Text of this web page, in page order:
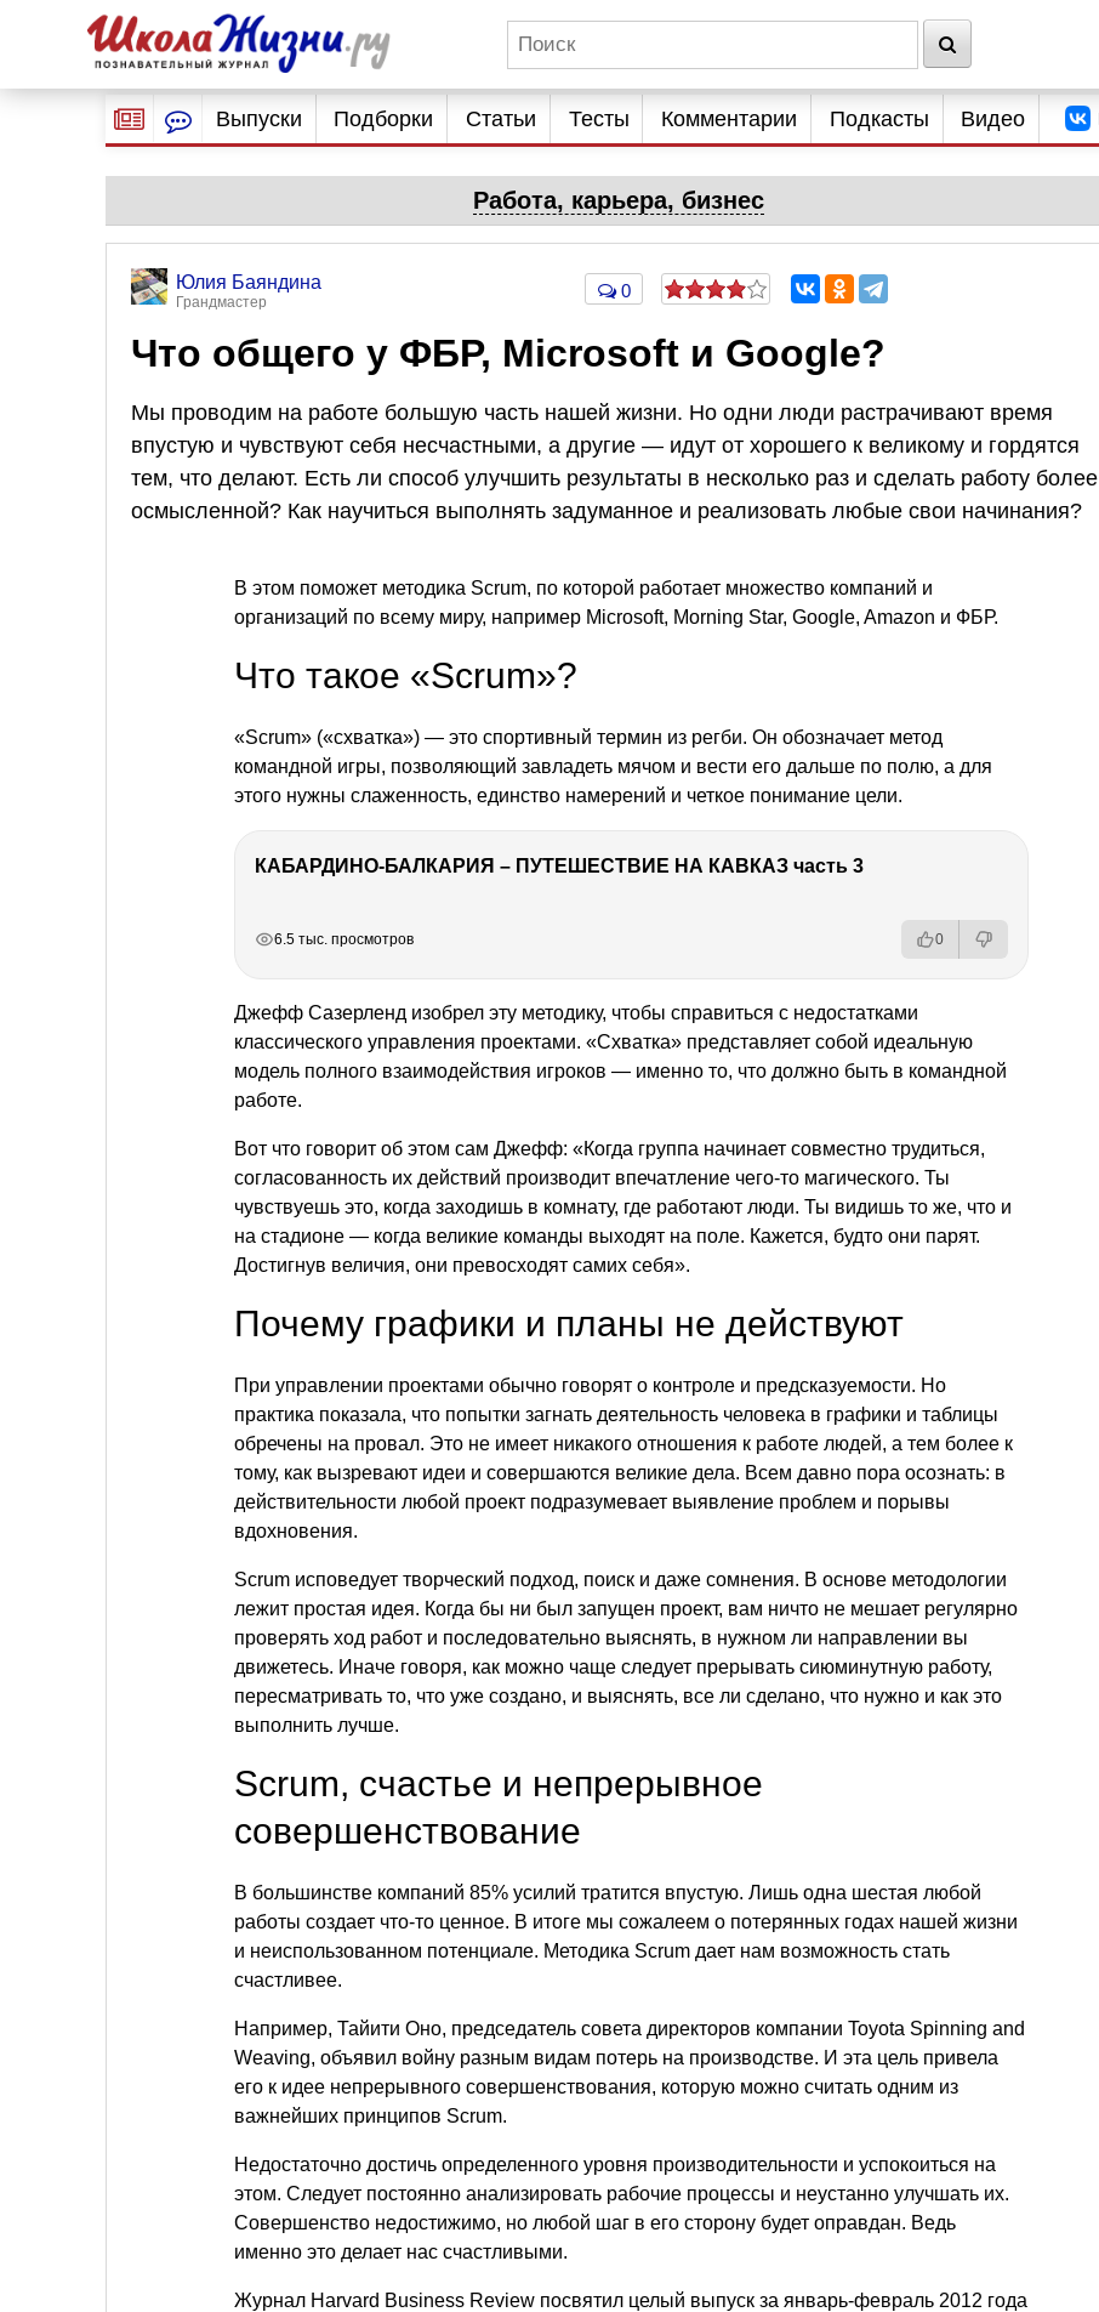
Выпуски Подборки Статьи Тесты Комментарии Подкасты Видео
Работа, карьера, бизнес
Юлия Баяндина
Грандмастер
0
Что общего у ФБР, Microsoft и Google?
Мы проводим на работе большую часть нашей жизни. Но одни люди растрачивают время
впустую и чувствуют себя несчастными, а другие — идут от хорошего к великому и гордятся
тем, что делают. Есть ли способ улучшить результаты в несколько раз и сделать работу более
осмысленной? Как научиться выполнять задуманное и реализовать любые свои начинания?
В этом поможет методика Sсrum, по которой работает множество компаний и
организаций по всему миру, например Microsoft, Morning Star, Google, Amazon и ФБР.
Что такое «Scrum»?
«Scrum» («схватка») — это спортивный термин из регби. Он обозначает метод
командной игры, позволяющий завладеть мячом и вести его дальше по полю, а для
этого нужны слаженность, единство намерений и четкое понимание цели.
КАБАРДИНО-БАЛКАРИЯ – ПУТЕШЕСТВИЕ НА КАВКАЗ часть 3
6.5 тыс. просмотров 0
Джефф Сазерленд изобрел эту методику, чтобы справиться с недостатками
классического управления проектами. «Схватка» представляет собой идеальную
модель полного взаимодействия игроков — именно то, что должно быть в командной
работе.
Вот что говорит об этом сам Джефф: «Когда группа начинает совместно трудиться,
согласованность их действий производит впечатление чего-то магического. Ты
чувствуешь это, когда заходишь в комнату, где работают люди. Ты видишь то же, что и
на стадионе — когда великие команды выходят на поле. Кажется, будто они парят.
Достигнув величия, они превосходят самих себя».
Почему графики и планы не действуют
При управлении проектами обычно говорят о контроле и предсказуемости. Но
практика показала, что попытки загнать деятельность человека в графики и таблицы
обречены на провал. Это не имеет никакого отношения к работе людей, а тем более к
тому, как вызревают идеи и совершаются великие дела. Всем давно пора осознать: в
действительности любой проект подразумевает выявление проблем и порывы
вдохновения.
Scrum исповедует творческий подход, поиск и даже сомнения. В основе методологии
лежит простая идея. Когда бы ни был запущен проект, вам ничто не мешает регулярно
проверять ход работ и последовательно выяснять, в нужном ли направлении вы
движетесь. Иначе говоря, как можно чаще следует прерывать сиюминутную работу,
пересматривать то, что уже создано, и выяснять, все ли сделано, что нужно и как это
выполнить лучше.
Scrum, счастье и непрерывное
совершенствование
В большинстве компаний 85% усилий тратится впустую. Лишь одна шестая любой
работы создает что-то ценное. В итоге мы сожалеем о потерянных годах нашей жизни
и неиспользованном потенциале. Методика Scrum дает нам возможность стать
счастливее.
Например, Тайити Оно, председатель совета директоров компании Toyota Spinning and
Weaving, объявил войну разным видам потерь на производстве. И эта цель привела
его к идее непрерывного совершенствования, которую можно считать одним из
важнейших принципов Scrum.
Недостаточно достичь определенного уровня производительности и успокоиться на
этом. Следует постоянно анализировать рабочие процессы и неустанно улучшать их.
Совершенство недостижимо, но любой шаг в его сторону будет оправдан. Ведь
именно это делает нас счастливыми.
Журнал Harvard Business Review посвятил целый выпуск за январь-февраль 2012 года